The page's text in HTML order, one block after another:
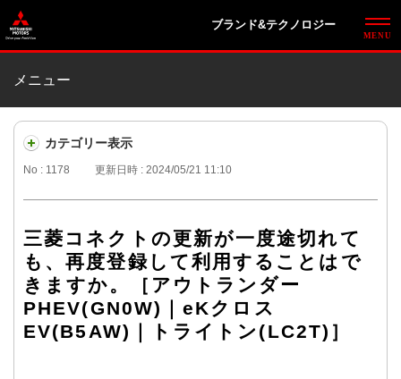
ブランド&テクノロジー
メニュー
カテゴリー表示
No : 1178 更新日時 : 2024/05/21 11:10
三菱コネクトの更新が一度途切れて
も、再度登録して利用することはで
きますか。［アウトランダー
PHEV(GN0W)｜eKクロス
EV(B5AW)｜トライトン(LC2T)］